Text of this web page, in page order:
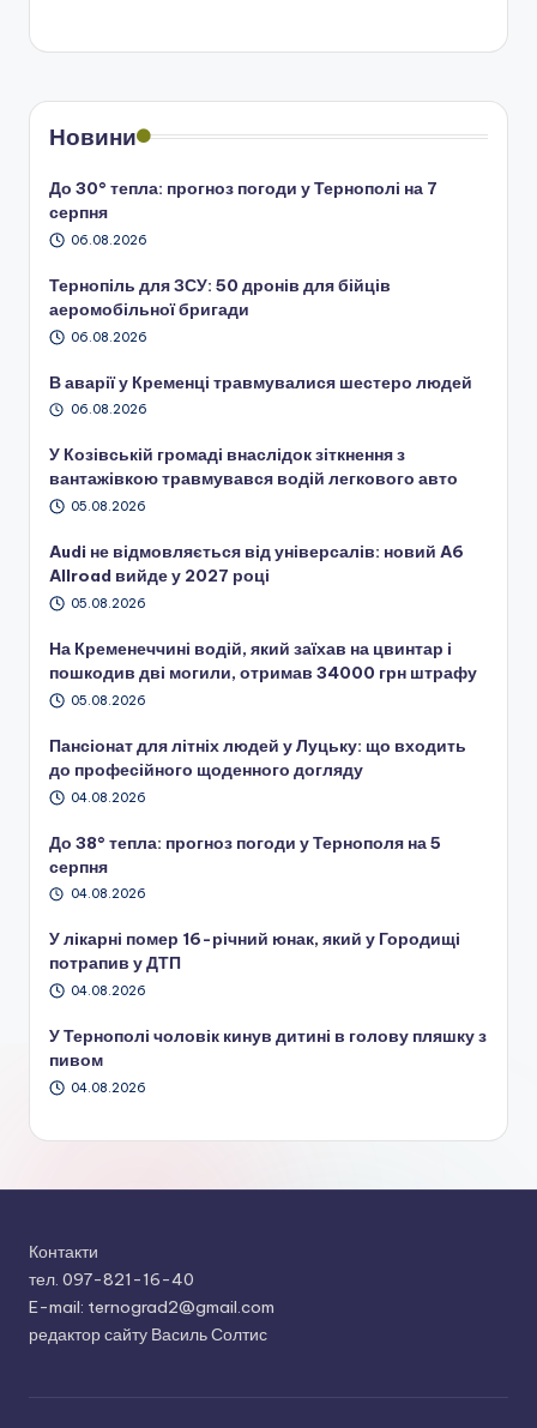
Новини
До 30° тепла: прогноз погоди у Тернополі на 7
серпня
06.08.2026
Тернопіль для ЗСУ: 50 дронів для бійців
аеромобільної бригади
06.08.2026
В аварії у Кременці травмувалися шестеро людей
06.08.2026
У Козівській громаді внаслідок зіткнення з
вантажівкою травмувався водій легкового авто
05.08.2026
Audi не відмовляється від універсалів: новий A6
Allroad вийде у 2027 році
05.08.2026
На Кременеччині водій, який заїхав на цвинтар і
пошкодив дві могили, отримав 34000 грн штрафу
05.08.2026
Пансіонат для літніх людей у Луцьку: що входить
до професійного щоденного догляду
04.08.2026
До 38° тепла: прогноз погоди у Тернополя на 5
серпня
04.08.2026
У лікарні помер 16-річний юнак, який у Городищі
потрапив у ДТП
04.08.2026
У Тернополі чоловік кинув дитині в голову пляшку з
пивом
04.08.2026
Контакти
тел. 097-821-16-40
E-mail: ternograd2@gmail.com
редактор сайту Василь Солтис